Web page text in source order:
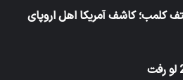
کلمب؛ کاشف آمریکا اهل اروپای